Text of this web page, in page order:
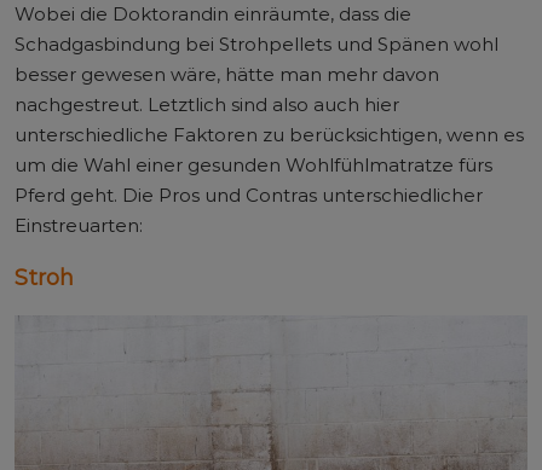
Wobei die Doktorandin einräumte, dass die
Schadgasbindung bei Strohpellets und Spänen wohl
besser gewesen wäre, hätte man mehr davon
nachgestreut. Letztlich sind also auch hier
unterschiedliche Faktoren zu berücksichtigen, wenn es
um die Wahl einer gesunden Wohlfühlmatratze fürs
Pferd geht. Die Pros und Contras unterschiedlicher
Einstreuarten:
Stroh